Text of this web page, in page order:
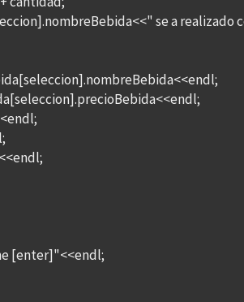
se a realizado
[enter]"<<endl;